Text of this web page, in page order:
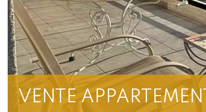
VENTE APPARTEMENT